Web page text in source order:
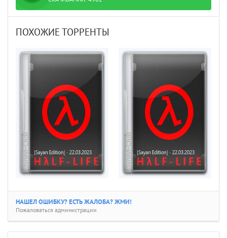
ПОХОЖИЕ ТОРРЕНТЫ
НАШЕЛ ОШИБКУ? ЕСТЬ ЖАЛОБА? ЖМИ!
Пожаловаться администрации